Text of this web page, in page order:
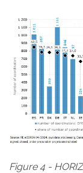
Figure 4 -